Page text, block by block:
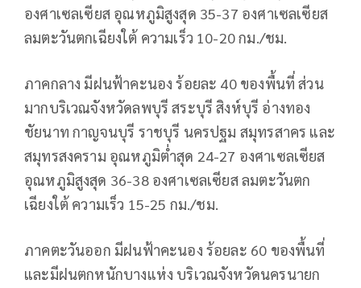
องศาเซลเซียส อุณหภูมิสูงสุด 35-37 องศาเซลเซียส
ลมตะวันตกเฉียงใต้ ความเร็ว 10-20 กม./ชม.
ภาคกลาง มีฝนฟ้าคะนอง ร้อยละ 40 ของพื้นที่ ส่วน
มากบริเวณจังหวัดลพบุรี สระบุรี สิงห์บุรี อ่างทอง
ชัยนาท กาญจนบุรี ราชบุรี นครปฐม สมุทรสาคร และ
สมุทรสงคราม อุณหภูมิต่ำสุด 24-27 องศาเซลเซียส
อุณหภูมิสูงสุด 36-38 องศาเซลเซียส ลมตะวันตก
เฉียงใต้ ความเร็ว 15-25 กม./ชม.
ภาคตะวันออก มีฝนฟ้าคะนอง ร้อยละ 60 ของพื้นที่
และมีฝนตกหนักบางแห่ง บริเวณจังหวัดนครนายก